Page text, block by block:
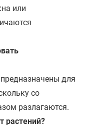
или
для
со
разлагаются.
растений?